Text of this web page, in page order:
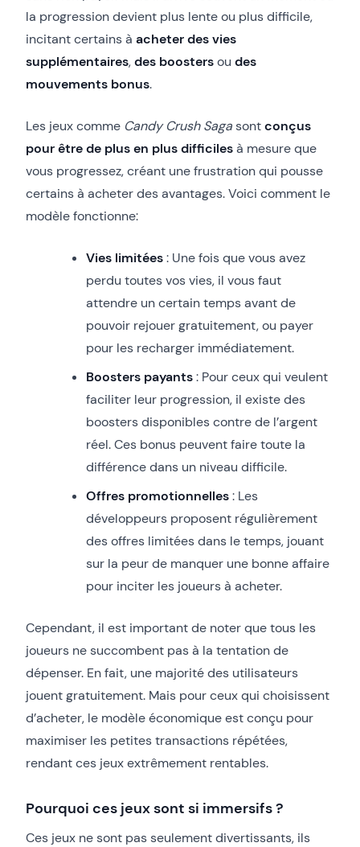
la progression devient plus lente ou plus difficile,
incitant certains à acheter des vies
supplémentaires,des boostersou des
mouvements bonus.
Les jeux comme Candy Crush Sagasontconçus
pour être de plus en plus difficilesà mesure que
vous progressez, créant une frustration qui pousse
certains à acheter des avantages. Voici comment le
modèle fonctionne:
Vies limitées: Une fois que vous avez
perdu toutes vos vies, il vous faut
attendre un certain temps avant de
pouvoir rejouer gratuitement, ou payer
pour les recharger immédiatement.
Boosters payants: Pour ceux qui veulent
faciliter leur progression, il existe des
boosters disponibles contre de l’argent
réel. Ces bonus peuvent faire toute la
différence dans un niveau difficile.
Offres promotionnelles: Les
développeurs proposent régulièrement
des offres limitées dans le temps, jouant
sur la peur de manquer une bonne affaire
pour inciter les joueurs à acheter.
Cependant, il est important de noter que tous les
joueurs ne succombent pas à la tentation de
dépenser. En fait, une majorité des utilisateurs
jouent gratuitement. Mais pour ceux qui choisissent
d’acheter, le modèle économique est conçu pour
maximiser les petites transactions répétées,
rendant ces jeux extrêmement rentables.
Pourquoi ces jeux sont si immersifs ?
Ces jeux ne sont pas seulement divertissants, ils